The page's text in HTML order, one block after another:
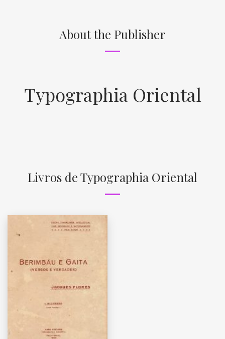
About the Publisher
Typographia Oriental
Livros de Typographia Oriental